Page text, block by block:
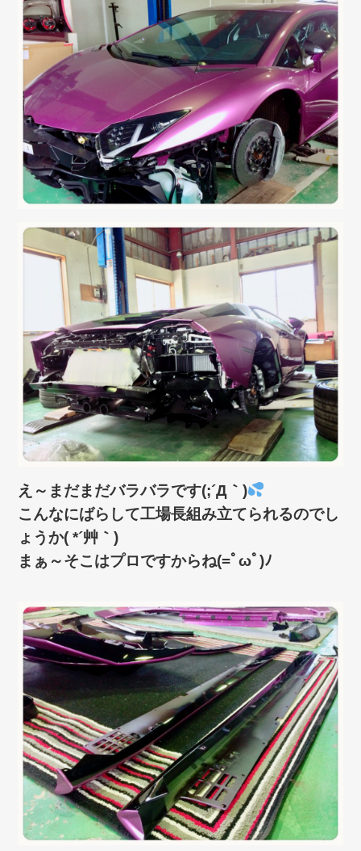
え～まだまだバラバラです(;´Д｀)
こんなにばらして工場長組み立てられるのでし
ょうか( *´艸｀)
まぁ～そこはプロですからね(=ﾟωﾟ)ﾉ